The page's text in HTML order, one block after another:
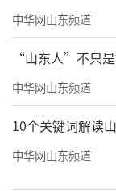
中华网山东频道
“山东人”不只
中华网山东频道
10个关键词解读
中华网山东频道